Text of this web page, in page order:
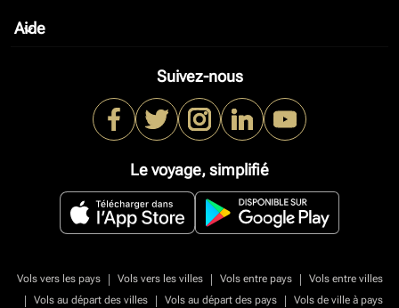
Aide
keyboard_arrow_down
Suivez-nous
Le voyage, simplifié
Vols vers les pays | Vols vers les villes | Vols entre pays |
Vols entre villes
|
Vols au départ des villes | Vols au départ des pays | Vols de ville à pays